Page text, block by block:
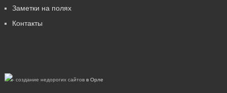
Заметки на полях
Контакты
- создание недорогих сайтов в Орле